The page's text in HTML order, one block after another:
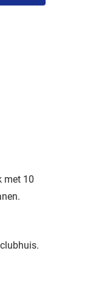
met 10